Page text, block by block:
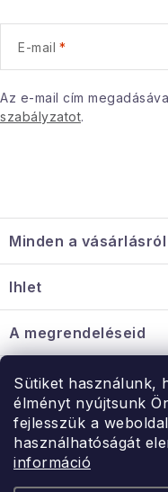
Sütiket használunk,
élményt nyújtsunk
fejlesszük a
használhatóságát
információ
E-mail
Az e-mail cím
szabályzatot.
á
b
é
c
Minden a vásárlásról
Információ a mellékletről
Nagykereskedelmi
Ihlet
A megrendeléseid
Érintkezés
Rendelésem
Érintkezés
Hé-Pé: 9:00-15:00